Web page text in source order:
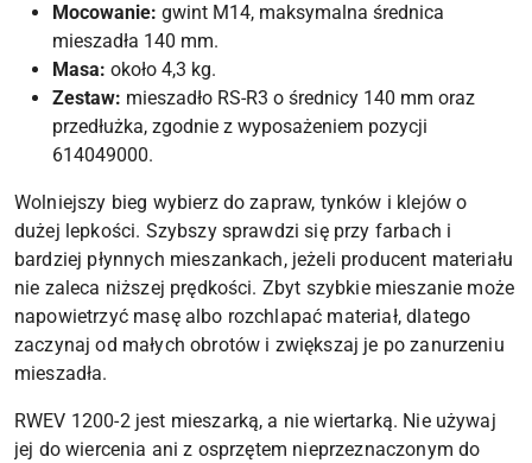
Mocowanie: gwint M14, maksymalna średnica
mieszadła 140 mm.
Masa: około 4,3 kg.
Zestaw: mieszadło RS-R3 o średnicy 140 mm oraz
przedłużka, zgodnie z wyposażeniem pozycji
614049000.
Wolniejszy bieg wybierz do zapraw, tynków i klejów o
dużej lepkości. Szybszy sprawdzi się przy farbach i
bardziej płynnych mieszankach, jeżeli producent materiału
nie zaleca niższej prędkości. Zbyt szybkie mieszanie może
napowietrzyć masę albo rozchlapać materiał, dlatego
zaczynaj od małych obrotów i zwiększaj je po zanurzeniu
mieszadła.
RWEV 1200-2 jest mieszarką, a nie wiertarką. Nie używaj
jej do wiercenia ani z osprzętem nieprzeznaczonym do